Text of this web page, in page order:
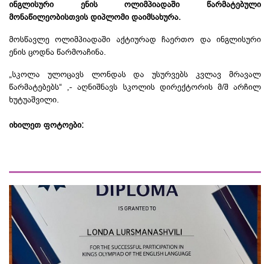
ინგლისური ენის ოლიმპიადაში წარმატებული
მონაწილეობისთვის დიპლომი დაიმსახურა.
მოსწავლე ოლიმპიადაში აქტიურად ჩაერთო და ინგლისური
ენის ცოდნა წარმოაჩინა.
„სკოლა ულოცავს ლონდას და უსურვებს კვლავ მრავალ
წარმატებებს“ ,- აღნიშნავს სკოლის დირექტორის მ/შ არჩილ
ხუტუაშვილი.
იხილეთ ფოტოები: